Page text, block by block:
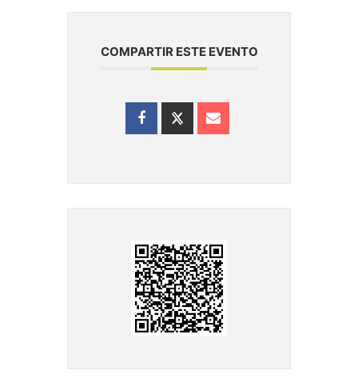
COMPARTIR ESTE EVENTO